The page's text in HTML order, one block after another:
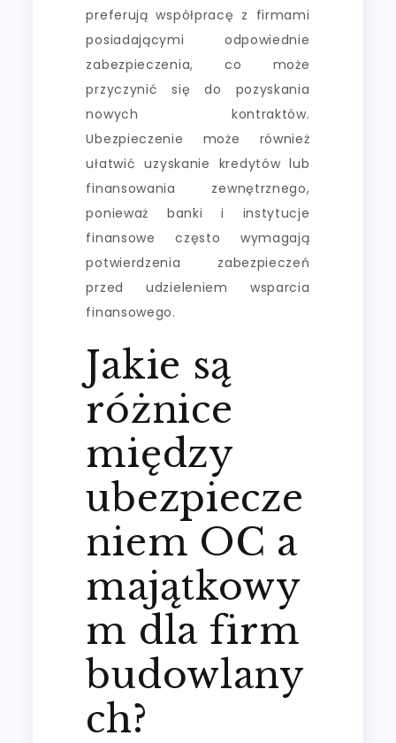
preferują współpracę z firmami
posiadającymi odpowiednie
zabezpieczenia, co może
przyczynić się do pozyskania
nowych kontraktów.
Ubezpieczenie może również
ułatwić uzyskanie kredytów lub
finansowania zewnętrznego,
ponieważ banki i instytucje
finansowe często wymagają
potwierdzenia zabezpieczeń
przed udzieleniem wsparcia
finansowego.
Jakie są
różnice
między
ubezpiecze
niem OC a
majątkowy
m dla firm
budowlany
ch?